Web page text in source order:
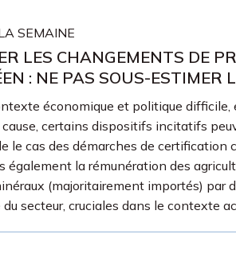
SEMAINE
LES CHANGEMENTS DE
: NE PAS SOUS-ESTIMER
économique et politique difficile,
certains dispositifs incitatifs
le cas des démarches de certification
également la rémunération des
(majoritairement importés)
secteur, cruciales dans le contexte